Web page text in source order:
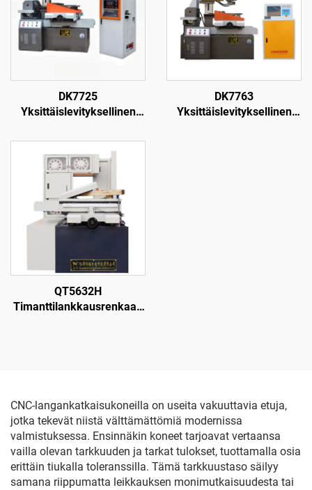
DK7725
Yksittäislevityksellinen
DK7763
Yksittäislevityksellinen
QT5632H
Timanttilankkausrenkaan
CNC-langankatkaisukoneilla on useita vakuuttavia etuja,
jotka tekevät niistä välttämättömiä modernissa
valmistuksessa. Ensinnäkin koneet tarjoavat vertaansa
vailla olevan tarkkuuden ja tarkat tulokset, tuottamalla osia
erittäin tiukalla toleranssilla. Tämä tarkkuustaso säilyy
samana riippumatta leikkauksen monimutkaisuudesta tai